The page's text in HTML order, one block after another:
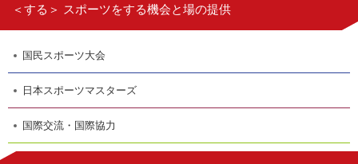
＜する＞ スポーツをする機会と場の提供
国民スポーツ大会
日本スポーツマスターズ
国際交流・国際協力